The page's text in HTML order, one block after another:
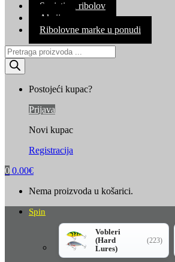
Savjeti za ribolov
Akcija
Ribolovne marke u ponudi
Products
search
Postojeći kupac?
Prijava
Novi kupac
Registracija
0 0.00€
Nema proizvoda u košarici.
Spin
Vobleri
(Hard
Lures)
(223)